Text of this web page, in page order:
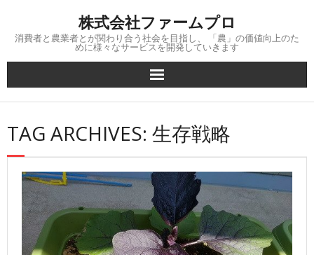
content
株式会社ファームプロ
消費者と農業者とが関わり合う社会を目指し、 「農」の価値向上のた
めに様々なサービスを開発していきます
TAG ARCHIVES: 生存戦略